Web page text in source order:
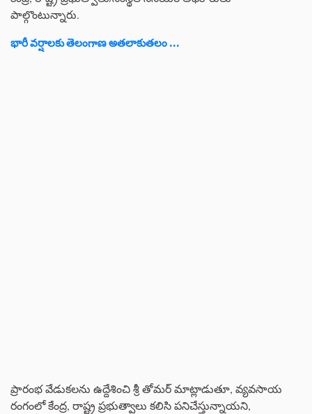
పాల్గొంటున్నారు.
భారీ వర్షాలకు తెలంగాణ అతలాకుతలం ...
ప్రారంభ వేడుకలను ఉద్దేశించి శ్రీ తోమర్ మాట్లాడుతూ, వ్యవసాయ
రంగంలో కేంద్ర, రాష్ట్ర ప్రభుత్వాలు కలిసి పనిచేస్తున్నాయని,